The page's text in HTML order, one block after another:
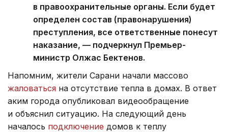
в правоохранительные органы. Если будет
определен состав (правонарушения)
преступления, все ответственные понесут
наказание, — подчеркнул Премьер-
министр Олжас Бектенов.
Напомним, жители Сарани начали массово
жаловаться на отсутствие тепла в домах. В ответ
аким города опубликовал видеообращение
и объяснил ситуацию. На следующий день
началось подключение домов к теплу